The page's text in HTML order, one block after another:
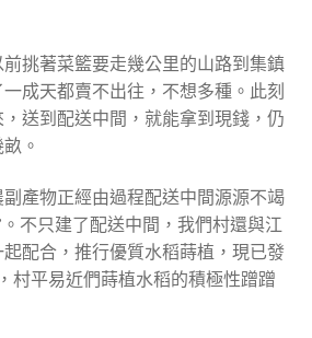
挑著菜籃要走幾公里的山路到集鎮
一成天都賣不出往，不想多種。此刻
送到配送中間，就能拿到現錢，仍
。
產物正經由過程配送中間源源不竭
不只建了配送中間，我們村還與江
配合，推行優質水稻蒔植，現已發
村平易近們蒔植水稻的積極性蹭蹭